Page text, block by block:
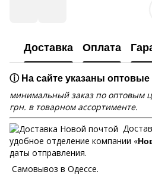
Доставка Оплата
ⓘ На сайте указаны
минимальный заказ по оптовым
грн. в товарном ассортименте.
удобное отделение компании «
даты отправления.
Самовывоз в Одессе.